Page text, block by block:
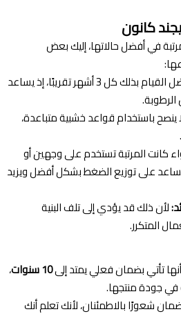
كانون
في أفضل حالاتها، إليك بعض
يفضل القيام بذلك كل 3 أشهر تقريبًا، إذ يساعد
ينصح باستخدام قواعد خشبية متباعدة،
كانت المرتبة تستخدم على وجهين أو
على توزيع الضغط بشكل أفضل ويزيد
لأن ذلك قد يؤدي إلى تلف البنية
المتكرر.
تأتي بضمان فعلي يمتد إلى10 سنوات
،
جودة منتجها.
شعورًا بالاطمئنان، لأنك تعلم أنك